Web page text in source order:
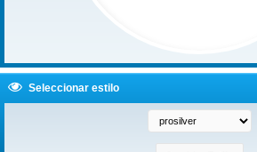
Seleccionar estilo